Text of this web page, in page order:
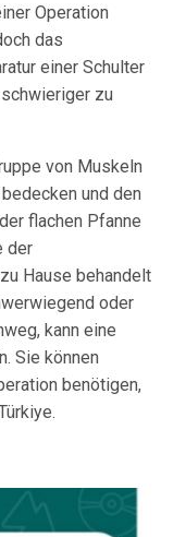
Operation
das
einer Schulter
zu
von Muskeln
und den
flachen Pfanne
der
Hause behandelt
oder
kann eine
Sie können
benötigen,